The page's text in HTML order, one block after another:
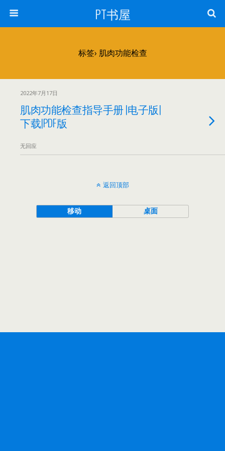
PT书屋
标签› 肌肉功能检查
2022年7月17日
肌肉功能检查指导手册 |电子版|
下载|PDF版
无回应
返回顶部
移动 桌面